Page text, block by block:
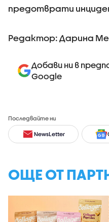
предотврати
Редактор: Дарина
Добави ни в
Google
Последвайте ни
NewsLetter
ОЩЕ ОТ